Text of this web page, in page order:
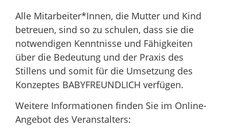
Alle Mitarbeiter*Innen, die Mutter und Kind
betreuen, sind so zu schulen, dass sie die
notwendigen Kenntnisse und Fähigkeiten
über die Bedeutung und der Praxis des
Stillens und somit für die Umsetzung des
Konzeptes BABYFREUNDLICH verfügen.
Weitere Informationen finden Sie im Online-
Angebot des Veranstalters: